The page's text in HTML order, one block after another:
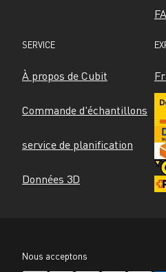
SERVICE
À propos de Cubit
Commande d'échantillons
service de planification
Données 3D
Nous acceptons